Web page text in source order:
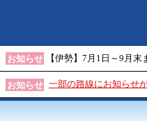
お知らせ 【伊勢】7月1日～9月
お知らせ 一部の路線にお知らせ